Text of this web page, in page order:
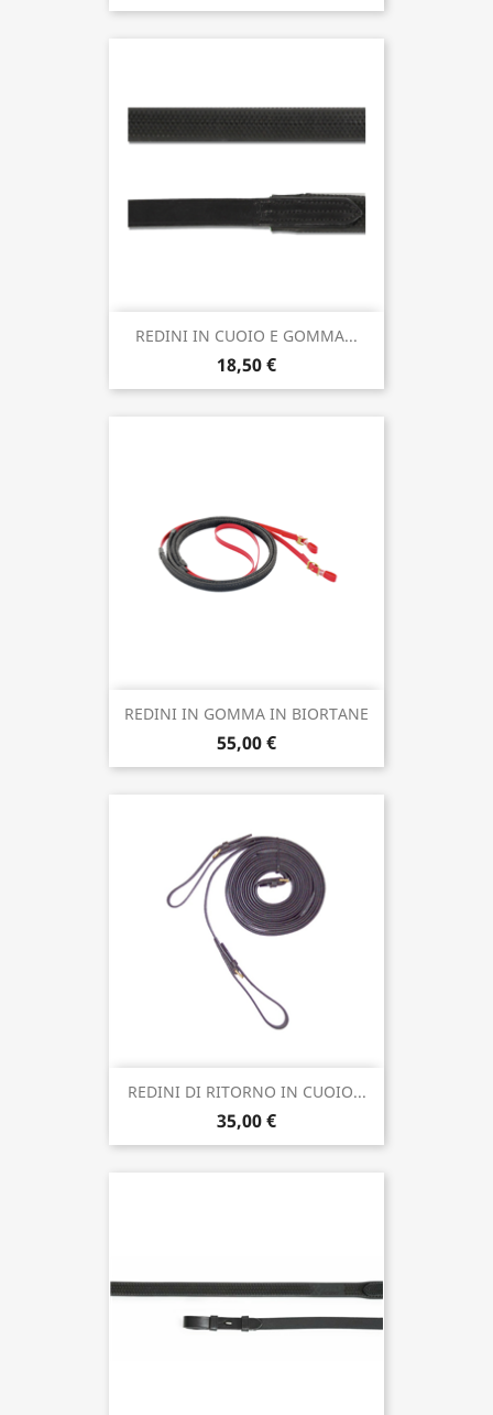
REDINI IN CUOIO E GOMMA...
18,50 €
REDINI IN GOMMA IN BIORTANE
55,00 €
REDINI DI RITORNO IN CUOIO...
35,00 €